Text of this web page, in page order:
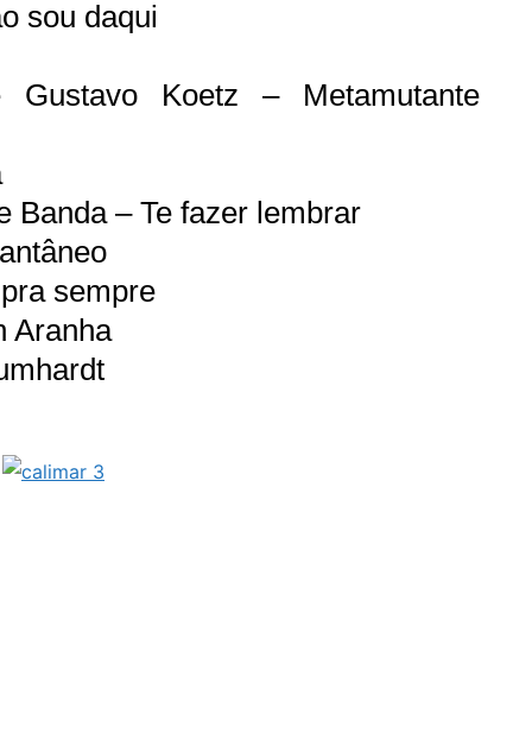
sou daqui
Koetz – Metamutante
Banda – Te fazer lembrar
sempre
Aranha